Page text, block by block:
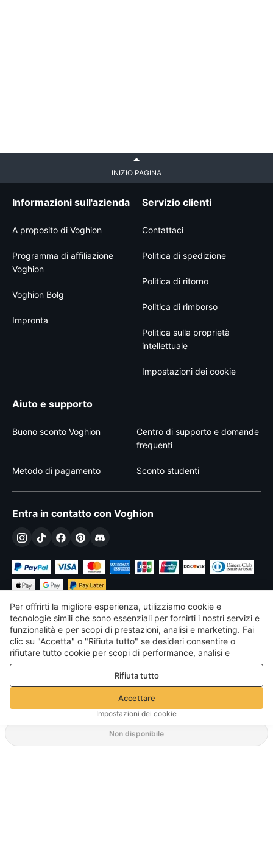
Non disponibile
INIZIO PAGINA
Informazioni sull'azienda
A proposito di Voghion
Programma di affiliazione
Voghion
Voghion Bolg
Impronta
Servizio clienti
Contattaci
Politica di spedizione
Politica di ritorno
Politica di rimborso
Politica sulla proprietà
intellettuale
Impostazioni dei cookie
Aiuto e supporto
Buono sconto Voghion
Centro di supporto e domande
frequenti
Metodo di pagamento Sconto studenti
Entra in contatto con Voghion
€ EUR Italy
©2026 Voghion
Termini & Condizioni
Politica sulla privacy e sui cookie
Linee guida della community
Per offrirti la migliore esperienza, utilizziamo cookie e
tecnologie simili che sono essenziali per fornirti i nostri servizi e
funzionalità e per scopi di prestazioni, analisi e marketing. Fai
clic su "Accetta" o "Rifiuta tutto" se desideri consentire o
rifiutare tutto cookie per scopi di performance, analisi e
marketing. Per maggiori dettagli consultare la nostraPolitica
Rifiuta tutto
Accettare
Impostazioni dei cookie